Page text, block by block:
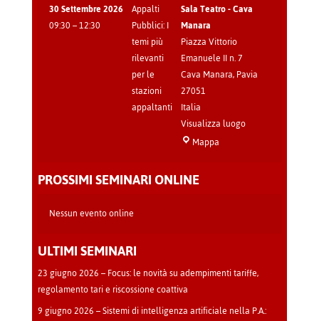
30 Settembre 2026
09:30–12:30
Appalti
Pubblici: I
temi più
rilevanti
per le
stazioni
appaltanti
Sala Teatro - Cava
Manara
Piazza Vittorio
Emanuele II n. 7
Cava Manara,Pavia
27051
Italia
Visualizza luogo
Mappa
PROSSIMI SEMINARI ONLINE
Nessun evento online
ULTIMI SEMINARI
23 giugno 2026 – Focus: le novità su adempimenti tariffe,
regolamento tari e riscossione coattiva
9 giugno 2026 – Sistemi di intelligenza artificiale nella P.A.: